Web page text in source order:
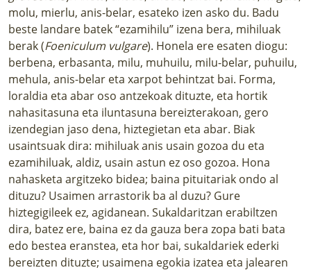
molu, mierlu, anis-belar, esateko izen asko du. Badu
beste landare batek “ezamihilu” izena bera, mihiluak
berak (Foeniculum vulgare). Honela ere esaten diogu:
berbena, erbasanta, milu, muhuilu, milu-belar, puhuilu,
mehula, anis-belar eta xarpot behintzat bai. Forma,
loraldia eta abar oso antzekoak dituzte, eta hortik
nahasitasuna eta iluntasuna bereizterakoan, gero
izendegian jaso dena, hiztegietan eta abar. Biak
usaintsuak dira: mihiluak anis usain gozoa du eta
ezamihiluak, aldiz, usain astun ez oso gozoa. Hona
nahasketa argitzeko bidea; baina pituitariak ondo al
dituzu? Usaimen arrastorik ba al duzu? Gure
hiztegigileek ez, agidanean. Sukaldaritzan erabiltzen
dira, batez ere, baina ez da gauza bera zopa bati bata
edo bestea eranstea, eta hor bai, sukaldariek ederki
bereizten dituzte; usaimena egokia izatea eta jalearen